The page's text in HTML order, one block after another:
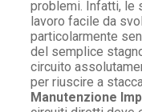
problemi. Infatti, le
lavoro facile da
particolarmente
del semplice
circuito
per riuscire a
Manutenzione